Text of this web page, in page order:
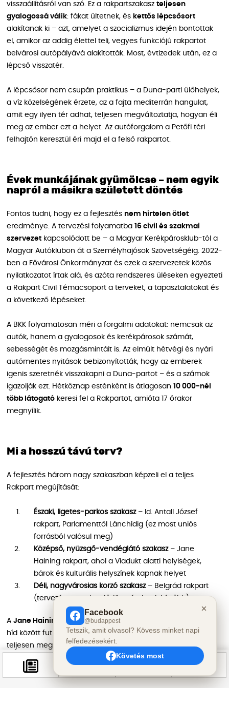
visszaállításról van szó. Ez a rakpartszakasz teljesen
gyalogossá válik: fákat ültetnek, és kettős lépcsősort
alakítanak ki – azt, amelyet a szocializmus idején bontottak
el, amikor az addig élettel teli, vegyes funkciójú rakpartot
belvárosi autópályává alakították. Most, évtizedek után, ez a
lépcső visszatér.
A lépcsősor nem csupán praktikus – a Duna-parti ülőhelyek,
a víz közelségének érzete, az a fajta mediterrán hangulat,
amit egy ilyen tér adhat, teljesen megváltoztatja, hogyan éli
meg az ember ezt a helyet. Az autóforgalom a Petőfi téri
felhajtón keresztül éri majd el a felső rakpartot.
Évek munkájának gyümölcse – nem egyik
napról a másikra született döntés
Fontos tudni, hogy ez a fejlesztés nem hirtelen ötlet
eredménye. A tervezési folyamatba 16 civil és szakmai
szervezet kapcsolódott be – a Magyar Kerékpárosklub-tól a
Magyar Autóklubon át a Személyhajósok Szövetségéig. 2022-
ben a Fővárosi Önkormányzat és ezek a szervezetek közös
nyilatkozatot írtak alá, és azóta rendszeres üléseken egyezteti
a Rakpart Civil Témacsoport a terveket, a tapasztalatokat és
a következő lépéseket.
A BKK folyamatosan méri a forgalmi adatokat: nemcsak az
autók, hanem a gyalogosok és kerékpárosok számát,
sebességét és mozgásmintáit is. Az elmúlt hétvégi és nyári
autómentes nyitások bebizonyították, hogy az emberek
igenis szeretnék visszakapni a Duna-partot – és a számok
igazolják ezt. Hétköznap esténként is átlagosan 10 000-nél
több látogató keresi fel a Rakpartot, amióta 17 órakor
megnyílik.
Mi a hosszú távú terv?
A fejlesztés három nagy szakaszban képzeli el a teljes
Rakpart megújítását:
Északi, ligetes-parkos szakasz– Id. Antall József
rakpart, Parlamenttől Lánchídig (ez most uniós
forrásból valósul meg)
Középső, nyüzsgő-vendéglátó szakasz– Jane
Haining rakpart, ahol a Viadukt alatti helyiségek,
bárok és kulturális helyszínek kapnak helyet
Déli, nagyvárosias korzó szakasz– Belgrád rakpart
(tervezése megkezdődött, részletek később)
A Jane Haining rakparton– amely a Lánchíd és az Erzsébet
híd között fut – a cél az, hogy az átmenő autóforgalom
teljesen megszűnjön, de erről csak a forgalmi mérések
alapján születik végleges döntés. Idén nyolc új fát ültetnek el
ezen a szakaszon is, évelőágyásokkal kiegészítve.
Facebook
@budappest
Tetszik, amit olvasol? Kövess minket napi
felfedezésekért.
Követés most